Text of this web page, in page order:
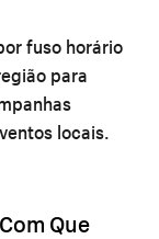
fuso horário
para
locais.
Que